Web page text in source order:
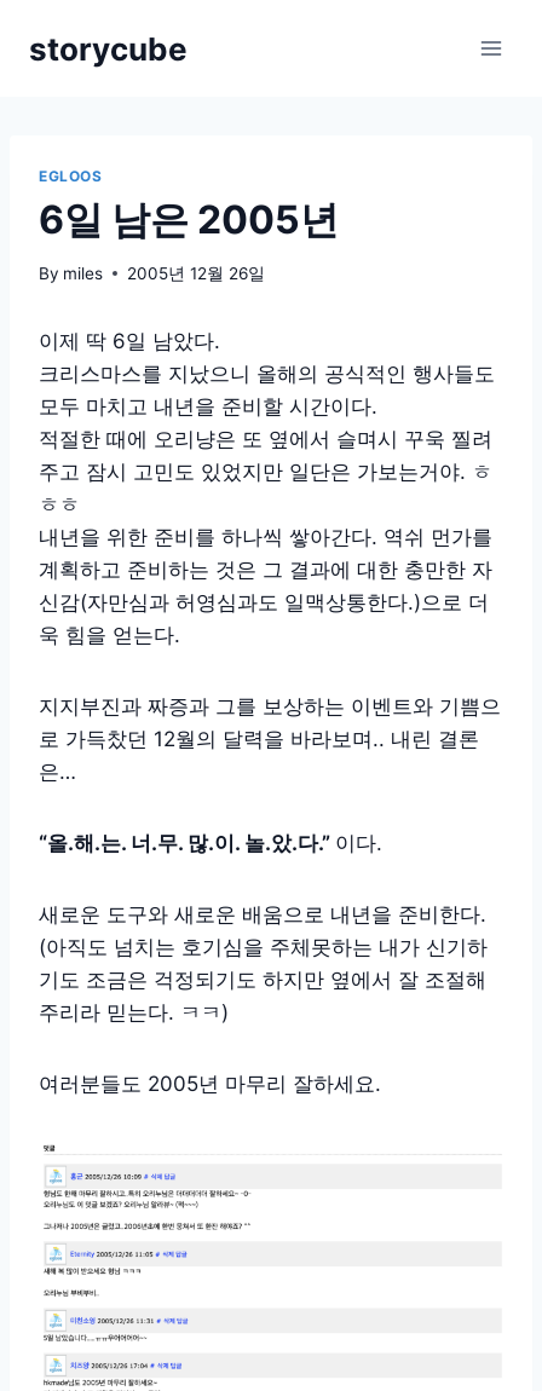
storycube
EGLOOS
6일 남은 2005년
By miles 2005년 12월 26일
이제 딱 6일 남았다.
크리스마스를 지났으니 올해의 공식적인 행사들도
모두 마치고 내년을 준비할 시간이다.
적절한 때에 오리냥은 또 옆에서 슬며시 꾸욱 찔려
주고 잠시 고민도 있었지만 일단은 가보는거야. ㅎ
ㅎㅎ
내년을 위한 준비를 하나씩 쌓아간다. 역쉬 먼가를
계획하고 준비하는 것은 그 결과에 대한 충만한 자
신감(자만심과 허영심과도 일맥상통한다.)으로 더
욱 힘을 얻는다.
지지부진과 짜증과 그를 보상하는 이벤트와 기쁨으
로 가득찼던 12월의 달력을 바라보며.. 내린 결론
은…
“올.해.는. 너.무. 많.이. 놀.았.다.” 이다.
새로운 도구와 새로운 배움으로 내년을 준비한다.
(아직도 넘치는 호기심을 주체못하는 내가 신기하
기도 조금은 걱정되기도 하지만 옆에서 잘 조절해
주리라 믿는다. ㅋㅋ)
여러분들도 2005년 마무리 잘하세요.